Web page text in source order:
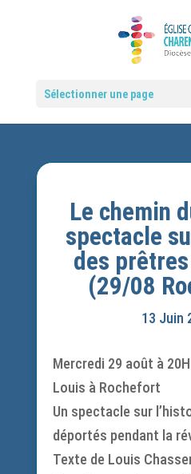
Sélectionner une page
Le chemin
spectacle
des
(29/08
13 Juin
Mercredi 29 août à
Louis à Rochefort
Un spectacle sur
déportés pendant la
Texte de Louis